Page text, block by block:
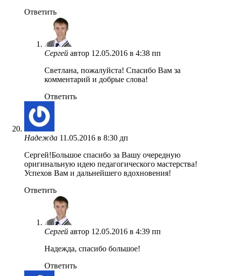
Ответить
Сергей автор 12.05.2016 в 4:38 пп
Светлана, пожалуйста! Спасибо Вам за
комментарий и добрые слова!
Ответить
Надежда 11.05.2016 в 8:30 дп
Сергей!Большое спасибо за Вашу очередную
оригинальную идею педагогического мастерства!
Успехов Вам и дальнейшего вдохновения!
Ответить
Сергей автор 12.05.2016 в 4:39 пп
Надежда, спасибо большое!
Ответить